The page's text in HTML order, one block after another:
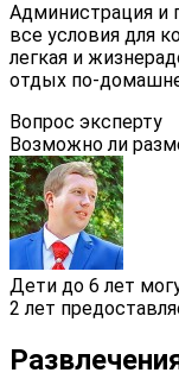
Администрация и
все условия для
легкая и
отдых по-
Вопрос эксперту
Возможно ли
Дети до 6 лет
2 лет